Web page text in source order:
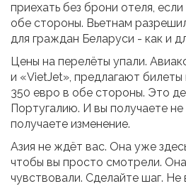
приехать без брони отеля,
обе стороны. Вьетнам
для граждан Беларуси - как и
Цены на перелёты упали.
и «VietJet», предлагают билеты
350 евро в обе стороны. Это
Португалию. И вы получаете
получаете изменение.
Азия не ждёт вас. Она уже
чтобы вы просто смотрели.
чувствовали. Сделайте шаг. Не